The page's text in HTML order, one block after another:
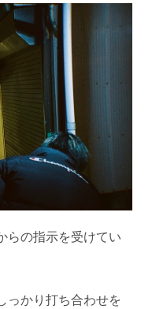
らの指示を受けてい
っかり打ち合わせを